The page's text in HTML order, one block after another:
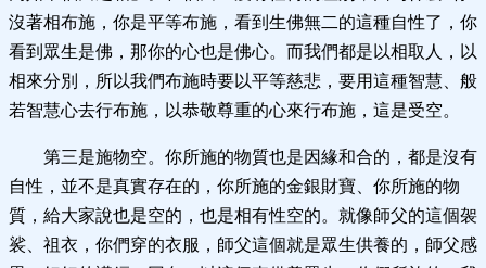
沒著相布施，你是平等布施，看到生佛無二的這種自性了，你
看到眾生是佛，那你的心也是佛心。而我們都是以相取人，以
相來分別，所以我們布施時要以平等慈悲，要用這種智慧、般
若智慧心去行布施，以恭敬尊重的心來行布施，這是受空。
第三是施物空。你所施的物質也是因緣和合的，都是沒有
自性，並不是真實存在的，你所施的金銀財寶、你所施的物
質，給大家說也是空的，也是相有性空的。就像師父的這個袈
裟、祖衣，你們穿的衣服，師父這個就是眾生供養的，師父感